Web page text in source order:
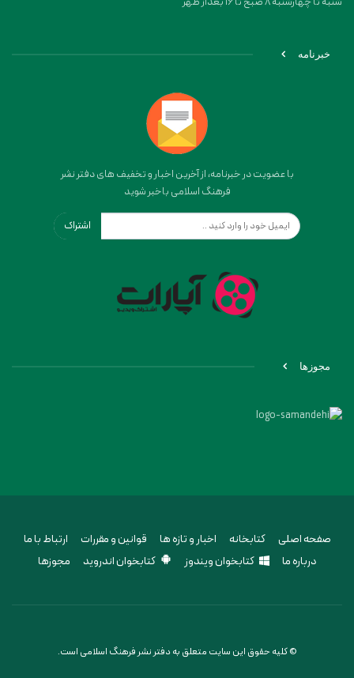
خبرنامه
با عضویت در خبرنامه، از آخرین اخبار و تخفیف های دفتر نشر
فرهنگ اسلامی باخبر شوید
اشتراک
مجوزها
صفحه اصلی کتابخانه اخبار و تازه ها قوانین و مقررات
ارتباط با ما
درباره ما
کتابخوان ویندوز کتابخوان اندروید مجوزها
© کلیه حقوق این سایت متعلق به دفتر نشر فرهنگ اسلامی است.